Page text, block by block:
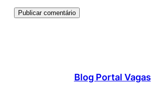
Blog Portal Vagas